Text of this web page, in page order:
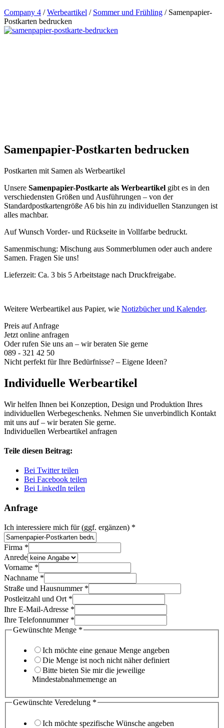
Company 4 / Werbeartikel / Sommer und Frühling / Samenpapier-
Postkarten bedrucken
Samenpapier-Postkarten bedrucken
Postkarten mit Samen als Werbeartikel
Unsere Samenpapier-Postkarte als Werbeartikel gibt es in den
verschiedensten Größen und Ausführungen – von der
Standardpostkartengröße A6 bis hin zu individuellen Stanzungen ist
alles machbar.
Auf Wunsch Vorder- und Rückseite in Vollfarbe bedruckt.
Samenmischung: Mischung aus Sommerblumen oder auch andere
Samen. Fragen Sie uns!
Lieferzeit: Ca. 3 bis 5 Arbeitstage nach Druckfreigabe.
Weitere Werbeartikel aus Papier, wie Notizbücher und Kalender.
Preis auf Anfrage
Jetzt online anfragen
Oder rufen Sie uns an – wir beraten Sie gerne
089 - 321 42 50
Nicht perfekt für Ihre Bedürfnisse? – Eigene Ideen?
Individuelle Werbeartikel
Wir helfen Ihnen bei Konzeption, Design und Produktion Ihres
individuellen Werbegeschenks. Nehmen Sie unverbindlich Kontakt
mit uns auf – wir beraten Sie gerne.
Individuellen Werbeartikel anfragen
Teile diesen Beitrag:
Bei Twitter teilen
Bei Facebook teilen
Bei LinkedIn teilen
Anfrage
Ich interessiere mich für (ggf. ergänzen) *
E-
Mail-
Adresse
Ihrem
Sie
Firma *
Anrede
Vorname *
Nachname *
Straße und Hausnummer *
Postleitzahl und Ort *
Ihre E-Mail-Adresse *
Ihre Telefonnummer *
Gewünschte Menge *
Ich möchte eine genaue Menge angeben
Die Menge ist noch nicht näher definiert
Bitte bieten Sie mir die jeweilige
Mindestabnahmemenge an
Gewünschte Veredelung *
Ich möchte spezifische Wünsche angeben